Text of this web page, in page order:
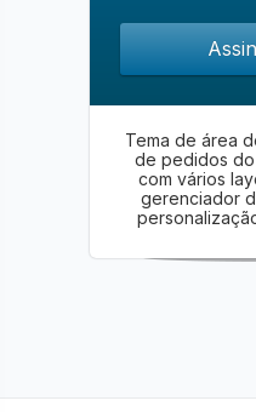
Tema de área
de pedidos
com vários
gerenciador